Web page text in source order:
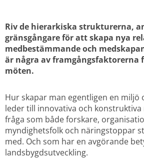
Riv de hierarkiska strukturerna,
gränsgångare för att skapa nya
medbestämmande och
är några av framgångsfaktorerna
möten.
Hur skapar man egentligen en miljö
leder till innovativa och konstruktiva
fråga som både forskare,
myndighetsfolk och näringstoppar
med. Och som har en avgörande
landsbygdsutveckling.